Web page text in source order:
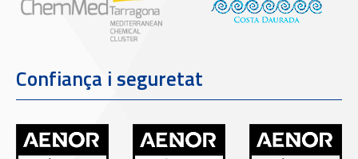
Confiança i seguretat